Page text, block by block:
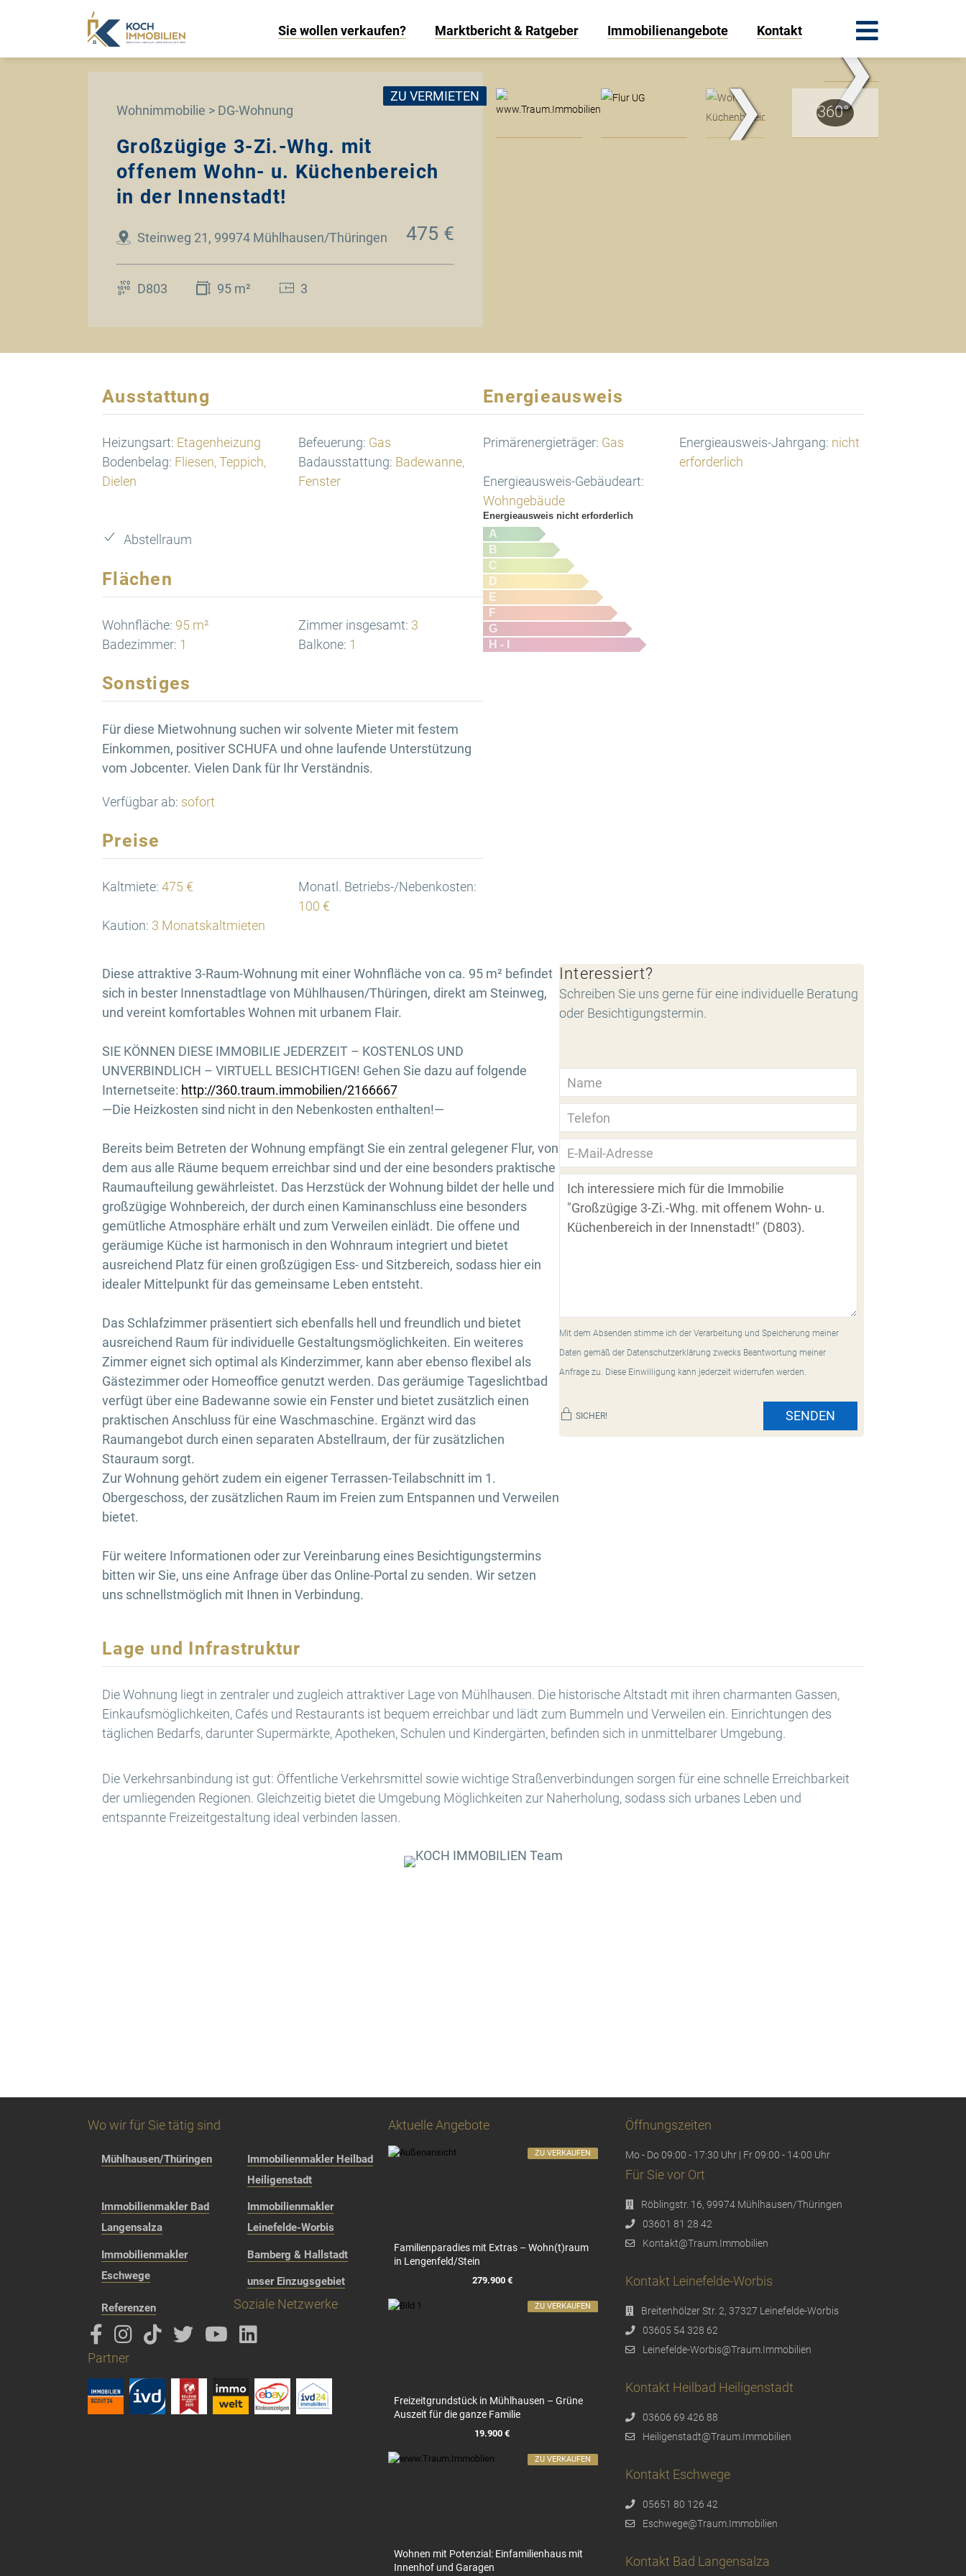
Sie wollen verkaufen? Marktbericht & Ratgeber Immobilienangebote Kontakt
Wohnimmobilie > DG-Wohnung
ZU VERMIETEN
Großzügige 3-Zi.-Whg. mit
offenem Wohn- u. Küchenbereich
in der Innenstadt!
Steinweg 21, 99974 Mühlhausen/Thüringen 475 €
D803 95 m² 3
www.Traum.Immobilien ❯
❯
Ausstattung
Heizungsart: Etagenheizung Befeuerung: Gas
Bodenbelag: Fliesen, Teppich,
Dielen
Badausstattung: Badewanne,
Fenster
Abstellraum
Flächen
Wohnfläche: 95 m² Zimmer insgesamt: 3
Badezimmer: 1 Balkone: 1
Sonstiges
Für diese Mietwohnung suchen wir solvente Mieter mit festem
Einkommen, positiver SCHUFA und ohne laufende Unterstützung
vom Jobcenter. Vielen Dank für Ihr Verständnis.
Verfügbar ab: sofort
Preise
Kaltmiete: 475 €
Monatl. Betriebs-/Nebenkosten:
100 €
Kaution: 3 Monatskaltmieten
Energieausweis
Primärenergieträger: Gas Energieausweis-Jahrgang: nicht
erforderlich
Energieausweis-Gebäudeart:
Wohngebäude
Energieausweis nicht erforderlich
A
B
C
D
E
F
G
H - I
Diese attraktive 3-Raum-Wohnung mit einer Wohnfläche von ca. 95 m² befindet
sich in bester Innenstadtlage von Mühlhausen/Thüringen, direkt am Steinweg,
und vereint komfortables Wohnen mit urbanem Flair.
SIE KÖNNEN DIESE IMMOBILIE JEDERZEIT – KOSTENLOS UND
UNVERBINDLICH – VIRTUELL BESICHTIGEN! Gehen Sie dazu auf folgende
Internetseite: http://360.traum.immobilien/2166667
—Die Heizkosten sind nicht in den Nebenkosten enthalten!—
Bereits beim Betreten der Wohnung empfängt Sie ein zentral gelegener Flur, von
dem aus alle Räume bequem erreichbar sind und der eine besonders praktische
Raumaufteilung gewährleistet. Das Herzstück der Wohnung bildet der helle und
großzügige Wohnbereich, der durch einen Kaminanschluss eine besonders
gemütliche Atmosphäre erhält und zum Verweilen einlädt. Die offene und
geräumige Küche ist harmonisch in den Wohnraum integriert und bietet
ausreichend Platz für einen großzügigen Ess- und Sitzbereich, sodass hier ein
idealer Mittelpunkt für das gemeinsame Leben entsteht.
Das Schlafzimmer präsentiert sich ebenfalls hell und freundlich und bietet
ausreichend Raum für individuelle Gestaltungsmöglichkeiten. Ein weiteres
Zimmer eignet sich optimal als Kinderzimmer, kann aber ebenso flexibel als
Gästezimmer oder Homeoffice genutzt werden. Das geräumige Tageslichtbad
verfügt über eine Badewanne sowie ein Fenster und bietet zusätzlich einen
praktischen Anschluss für eine Waschmaschine. Ergänzt wird das
Raumangebot durch einen separaten Abstellraum, der für zusätzlichen
Stauraum sorgt.
Zur Wohnung gehört zudem ein eigener Terrassen-Teilabschnitt im 1.
Obergeschoss, der zusätzlichen Raum im Freien zum Entspannen und Verweilen
bietet.
Für weitere Informationen oder zur Vereinbarung eines Besichtigungstermins
bitten wir Sie, uns eine Anfrage über das Online-Portal zu senden. Wir setzen
uns schnellstmöglich mit Ihnen in Verbindung.
Interessiert?
Schreiben Sie uns gerne für eine individuelle Beratung
oder Besichtigungstermin.
Mit dem Absenden stimme ich der Verarbeitung und Speicherung meiner
Daten gemäß der Datenschutzerklärung zwecks Beantwortung meiner
Anfrage zu. Diese Einwilligung kann jederzeit widerrufen werden.
SICHER! SENDEN
Lage und Infrastruktur
Die Wohnung liegt in zentraler und zugleich attraktiver Lage von Mühlhausen. Die historische Altstadt mit ihren charmanten Gassen,
Einkaufsmöglichkeiten, Cafés und Restaurants ist bequem erreichbar und lädt zum Bummeln und Verweilen ein. Einrichtungen des
täglichen Bedarfs, darunter Supermärkte, Apotheken, Schulen und Kindergärten, befinden sich in unmittelbarer Umgebung.
Die Verkehrsanbindung ist gut: Öffentliche Verkehrsmittel sowie wichtige Straßenverbindungen sorgen für eine schnelle Erreichbarkeit
der umliegenden Regionen. Gleichzeitig bietet die Umgebung Möglichkeiten zur Naherholung, sodass sich urbanes Leben und
entspannte Freizeitgestaltung ideal verbinden lassen.
Wo wir für Sie tätig sind
Mühlhausen/Thüringen
Immobilienmakler Heilbad
Heiligenstadt
Immobilienmakler Bad
Langensalza
Immobilienmakler
Leinefelde-Worbis
Immobilienmakler
Eschwege
Bamberg & Hallstadt
unser Einzugsgebiet
Referenzen Soziale Netzwerke
Partner
Aktuelle Angebote
Familienparadies mit Extras – Wohn(t)raum
in Lengenfeld/Stein
279.900 €
ZU VERKAUFEN
Freizeitgrundstück in Mühlhausen – Grüne
Auszeit für die ganze Familie
19.900 €
ZU VERKAUFEN
Wohnen mit Potenzial: Einfamilienhaus mit
Innenhof und Garagen
ZU VERKAUFEN
Öffnungszeiten
Mo - Do 09:00 - 17:30 Uhr | Fr 09:00 - 14:00 Uhr
Für Sie vor Ort
Röblingstr. 16, 99974 Mühlhausen/Thüringen
03601 81 28 42
Kontakt@Traum.Immobilien
Kontakt Leinefelde-Worbis
Breitenhölzer Str. 2, 37327 Leinefelde-Worbis
03605 54 328 62
Leinefelde-Worbis@Traum.Immobilien
Kontakt Heilbad Heiligenstadt
03606 69 426 88
Heiligenstadt@Traum.Immobilien
Kontakt Eschwege
05651 80 126 42
Eschwege@Traum.Immobilien
Kontakt Bad Langensalza